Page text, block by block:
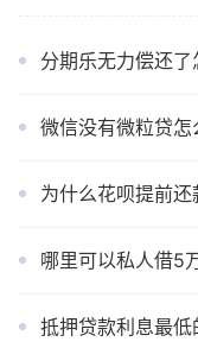
分期乐无力偿还了
微信没有微粒贷怎
为什么花呗提前还
哪里可以私人借5
抵押贷款利息最